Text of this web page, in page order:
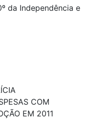
da Independência e
COM
EM 2011